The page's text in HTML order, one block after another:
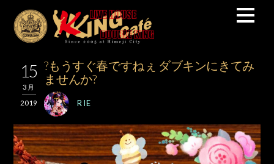
15
3月
2019
?もうすぐ春ですねぇ ダブキンにきてみ
ませんか?
RIE